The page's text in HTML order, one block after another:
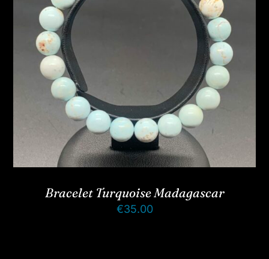
Bracelet Turquoise Madagascar
€35.00